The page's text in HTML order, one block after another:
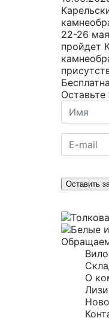
22-26
пройдет
Оставить
О